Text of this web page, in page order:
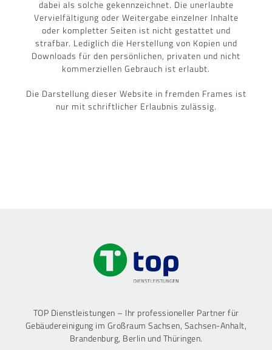
dabei als solche gekennzeichnet. Die unerlaubte
Vervielfältigung oder Weitergabe einzelner Inhalte
oder kompletter Seiten ist nicht gestattet und
strafbar. Lediglich die Herstellung von Kopien und
Downloads für den persönlichen, privaten und nicht
kommerziellen Gebrauch ist erlaubt.
Die Darstellung dieser Website in fremden Frames ist
nur mit schriftlicher Erlaubnis zulässig.
TOP Dienstleistungen – Ihr professioneller Partner für
Gebäudereinigung im Großraum Sachsen, Sachsen-Anhalt,
Brandenburg, Berlin und Thüringen.